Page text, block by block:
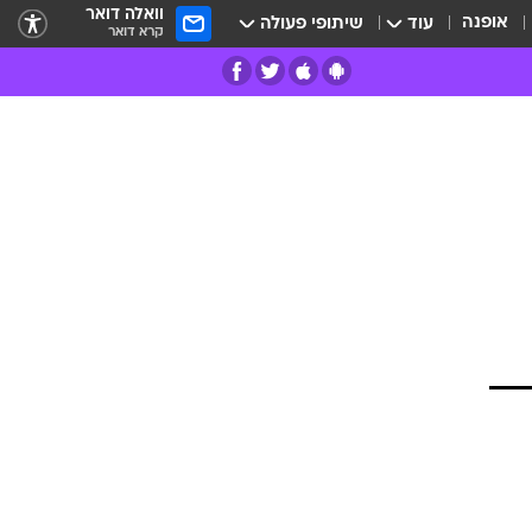
אופנה עוד שיתופי פעולה וואלה דואר
קרא דואר